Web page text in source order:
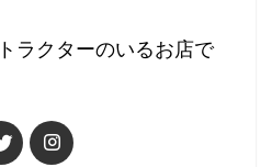
ラクターのいるお店で